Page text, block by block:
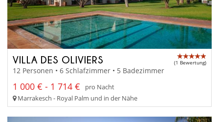
VILLA DES OLIVIERS (1 Bewertung)
12 Personen • 6 Schlafzimmer • 5 Badezimmer
1 000 € - 1 714 €
pro Nacht
Marrakesch - Royal Palm und in der Nähe